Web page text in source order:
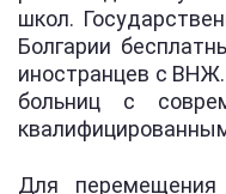
школ.
Болгарии
иностранцев с
больниц с
Для перемещения